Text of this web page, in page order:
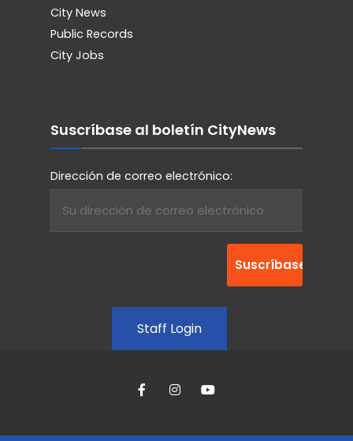
City News
Public Records
City Jobs
Suscríbase al boletín CityNews
Dirección de correo electrónico:
Staff Login